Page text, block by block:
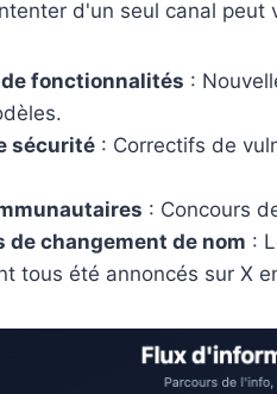
d'un seul canal
fonctionnalités :
sécurité : Correctifs de
: Concours
changement de nom :
tous été annoncés sur X